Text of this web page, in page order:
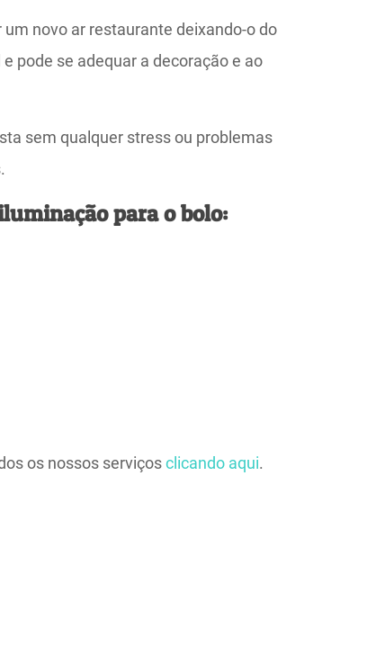
novo ar restaurante deixando-o do
pode se adequar a decoração e ao
sem qualquer stress ou problemas
para o bolo:
os nossos serviçosclicando aqui.